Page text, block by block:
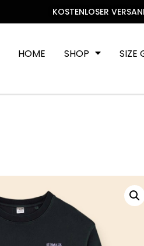
KOSTENLOSER
HOME SHOP SIZE